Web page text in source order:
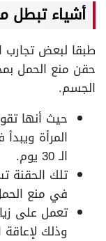
أشياء تبطل
طبقا لبعض تجارب
حقن منع الحمل
الجسم.
حيث أنها
المرأة
الـ 30 يوم.
تلك الحقنة
في منع
تعمل على
وذلك